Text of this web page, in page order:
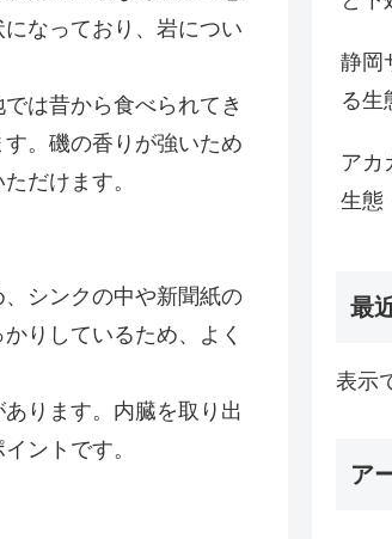
なっており、岩につい
は昔から食べられてき
。磯の香りが強いため
だけます。
シンクの中や新聞紙の
りしているため、よく
ります。内臓を取り出
ントです。
静岡
る生
アカ
生態
最
表示
ア